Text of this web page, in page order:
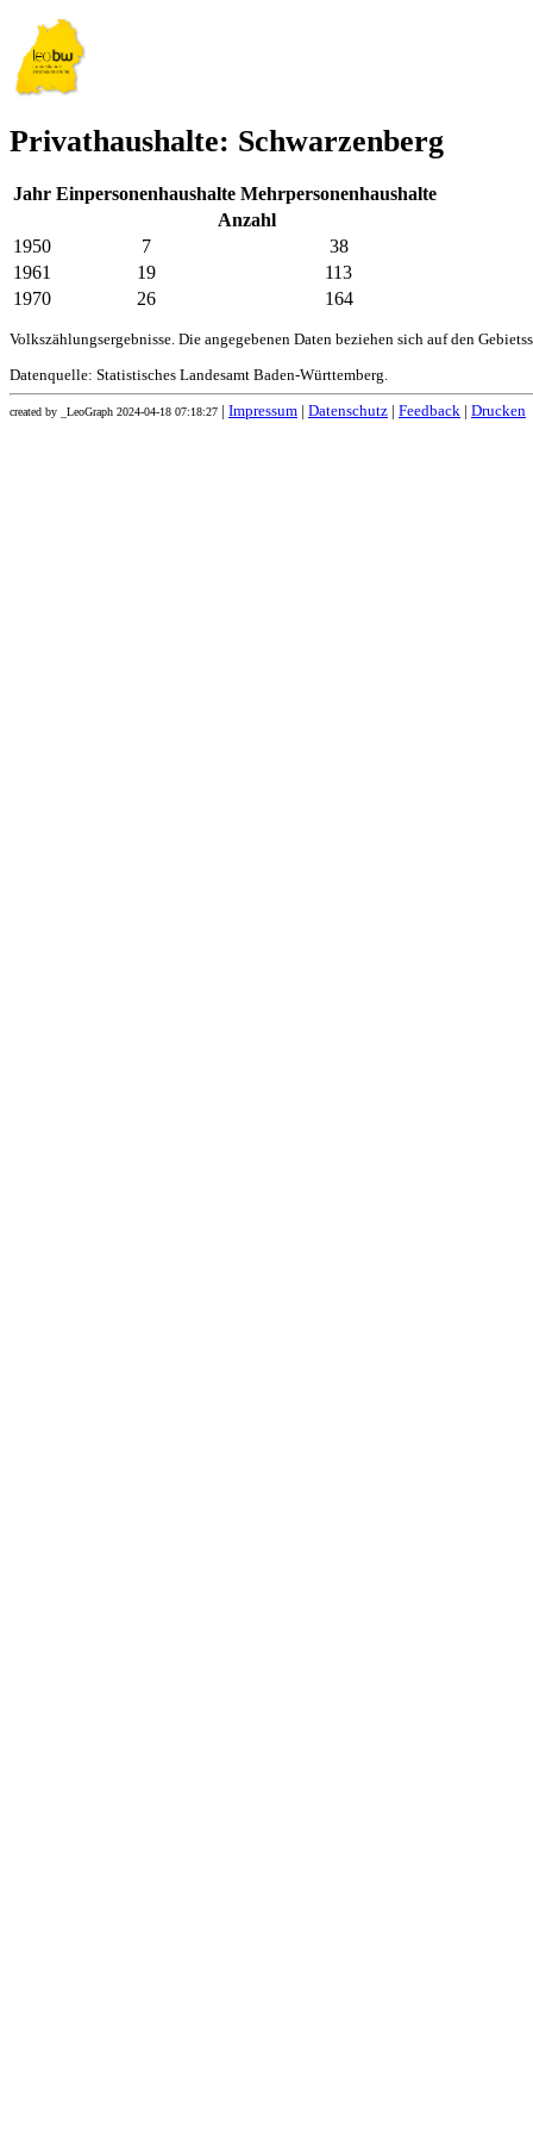
Privathaushalte: Schwarzenberg
Jahr Einpersonenhaushalte Mehrpersonenhaushalte
Anzahl
1950
7
38
1961
19
113
1970
26 164
Volkszählungsergebnisse. Die angegebenen Daten beziehen sich auf den
Datenquelle: Statistisches Landesamt Baden-Württemberg.
created by _LeoGraph 2024-04-18 07:18:27 Impressum Datenschutz Feedback Drucken